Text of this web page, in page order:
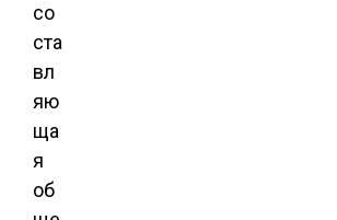
со
ста
вл
яю
ща
я
об